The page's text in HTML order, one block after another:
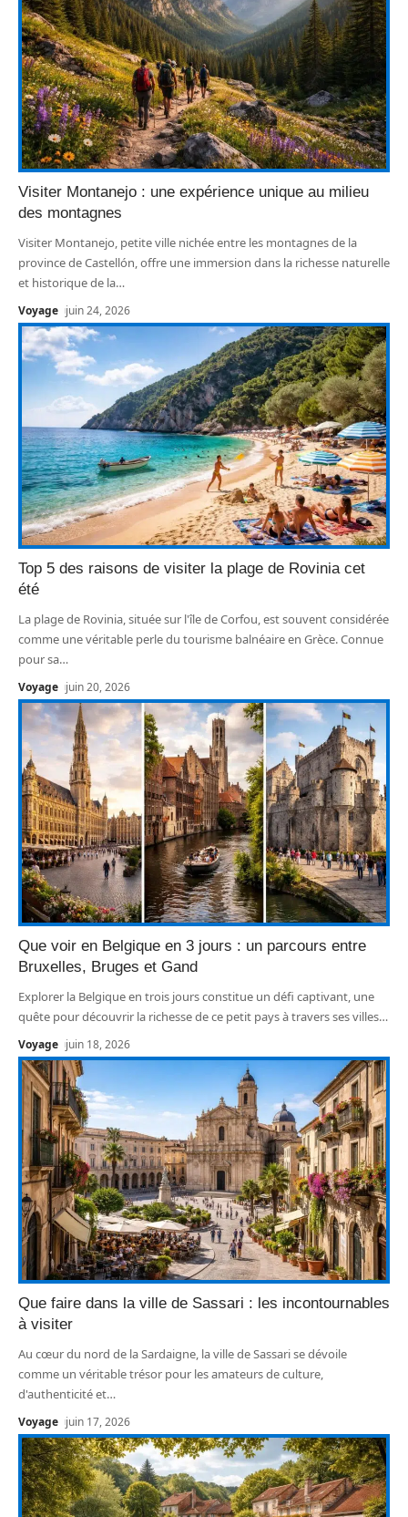
Visiter Montanejo : une expérience unique au milieu
des montagnes
Visiter Montanejo, petite ville nichée entre les montagnes de la
province de Castellón, offre une immersion dans la richesse naturelle
et historique de la…
Voyage juin 24, 2026
Top 5 des raisons de visiter la plage de Rovinia cet
été
La plage de Rovinia, située sur l'île de Corfou, est souvent considérée
comme une véritable perle du tourisme balnéaire en Grèce. Connue
pour sa…
Voyage juin 20, 2026
Que voir en Belgique en 3 jours : un parcours entre
Bruxelles, Bruges et Gand
Explorer la Belgique en trois jours constitue un défi captivant, une
quête pour découvrir la richesse de ce petit pays à travers ses villes…
Voyage juin 18, 2026
Que faire dans la ville de Sassari : les incontournables
à visiter
Au cœur du nord de la Sardaigne, la ville de Sassari se dévoile
comme un véritable trésor pour les amateurs de culture,
d'authenticité et…
Voyage juin 17, 2026